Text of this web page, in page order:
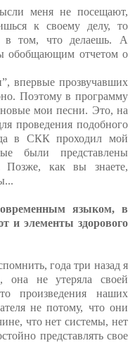
меня не посещают,
к своему делу, то
в том, что делаешь. А
обобщающим отчетом о
впервые прозвучавших
Поэтому в программу
мои песни. Это, на
проведения подобного
в СКК проходил мой
были представлены
Позже, как вы знаете,
языком, в
и элементы здорового
года три назад я
не утеряла своей
произведения наших
не потому, что они
что нет системы, нет
представлять свое